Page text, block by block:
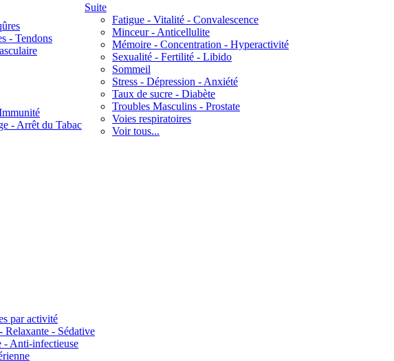
- Tendons
- Arrêt du Tabac
Suite
Fatigue - Vitalité - Convalescence
Minceur - Anticellulite
Mémoire - Concentration - Hyperactivité
Sexualité - Fertilité - Libido
Sommeil
Stress - Dépression - Anxiété
Taux de sucre - Diabète
Troubles Masculins - Prostate
Voies respiratoires
Voir tous...
par activité
Relaxante - Sédative
Anti-infectieuse